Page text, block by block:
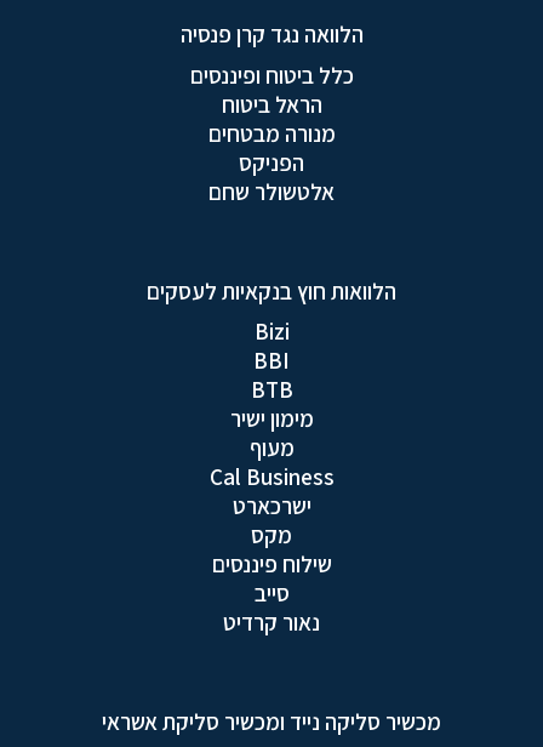
הלוואה נגד קרן פנסיה
כלל ביטוח ופיננסים
הראל ביטוח
מנורה מבטחים
הפניקס
אלטשולר שחם
הלוואות חוץ בנקאיות לעסקים
Bizi
BBI
BTB
מימון ישיר
מעוף
Cal Business
ישרכארט
מקס
שילוח פיננסים
סייב
נאור קרדיט
מכשיר סליקה נייד ומכשיר סליקת אשראי